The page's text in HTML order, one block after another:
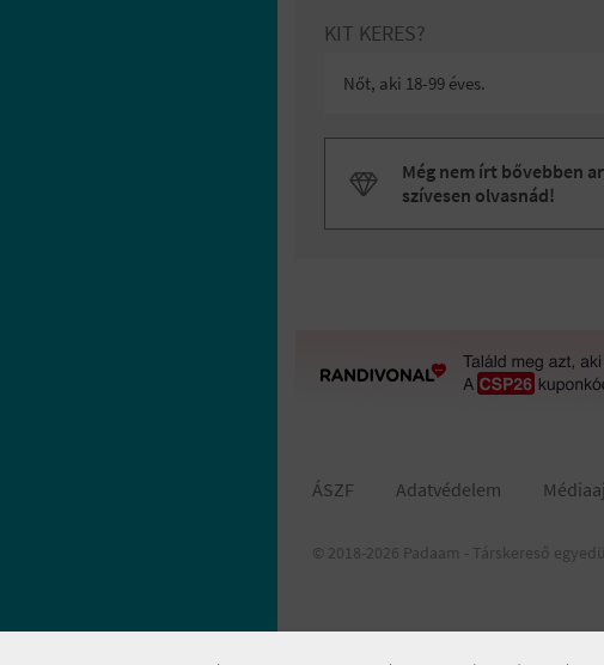
KIT KERES?
Nőt, aki 18-99 éves.
Még nem írt bővebben
szívesen olvasnád!
ÁSZF Adatvédelem
© 2018-2026 Padaam - Társkereső